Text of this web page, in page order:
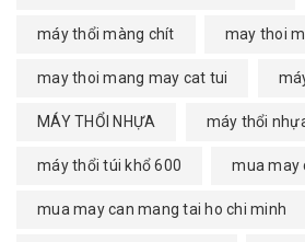
máy thổi màng chít may thoi
may thoi mang may cat tui
MÁY THỔI NHỰA máy thổi
máy thổi túi khổ 600 mua may
mua may can mang tai ho chi minh